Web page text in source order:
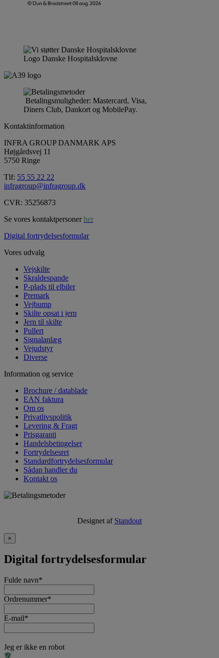
Logo Danske Hospitalsklovne
Betalingsmuligheder: Mastercard, Visa,
Diners Club, Dankort og MobilePay.
Kontaktinformation
INFRA GROUP DANMARK APS
Højgårdsvej 11
5750 Ringe
Tlf: 55 55 22 22
infragroup@infragroup.dk
CVR: 35256873
Se vores kontaktpersoner her
Digital fortrydelsesformular
Vores udvalg
Vejskilte
Skraldespande
P-plads til elbiler
Premark
Vejbump
Skilte opsat i jern
Jern til skilte
Pullert
Signalanlæg
Vejudstyr
Diverse
Information og service
Brochure / datablade
EAN faktura
Om os
Privatlivspolitik
Levering & Fragt
Prisgaranti
Handelsbetingelser
Fortrydelsesret
Standardfortrydelsesformular
Sådan handler du
Kontakt os
Designet af Standout
×
Digital fortrydelsesformular
Fulde navn*
Ordrenummer*
E-mail*
Jeg er ikke en robot